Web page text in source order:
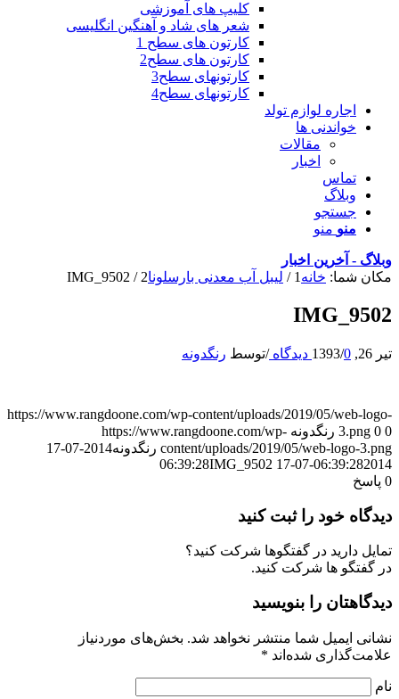
کلیپ های آموزشی
شعر های شاد و آهنگین انگلیسی
کارتون های سطح 1
کارتون های سطح2
کارتونهای سطح3
کارتونهای سطح4
اجاره لوازم تولد
خواندنی ها
مقالات
اخبار
تماس
وبلاگ
جستجو
منو منو
وبلاگ - آخرین اخبار
مکان شما: خانه 1
/ لیبل آب معدنی بارسلونا2
/
IMG_9502
IMG_9502
تیر 26, 1393 /0 دیدگاه /توسط رنگدونه
https://www.rangdoone.com/wp-content/uploads/2019/05/web-logo-
3.png 0 0 رنگدونه https://www.rangdoone.com/wp-
content/uploads/2019/05/web-logo-3.png رنگدونه
2014-07-17
06:39:282014-07-17 06:39:28
IMG_9502
0 پاسخ
دیدگاه خود را ثبت کنید
تمایل دارید در گفتگوها شرکت کنید؟
در گفتگو ها شرکت کنید.
دیدگاهتان را بنویسید
نشانی ایمیل شما منتشر نخواهد شد. بخش‌های موردنیاز
علامت‌گذاری شده‌اند *
نام